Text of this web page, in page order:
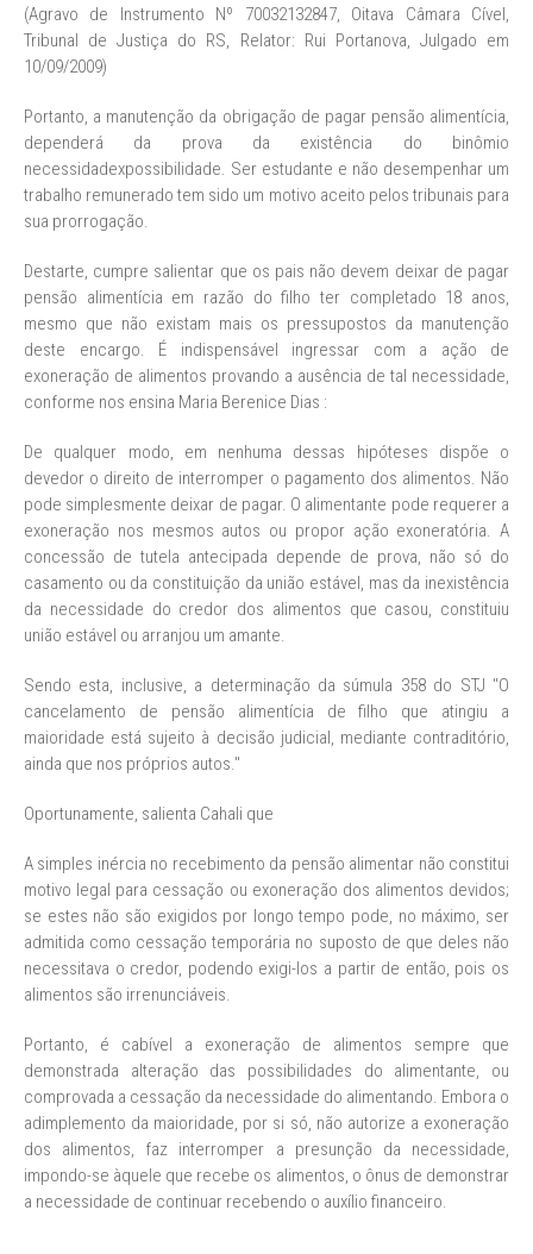
(Agravo de Instrumento Nº 70032132847, Oitava Câmara Cível,
Tribunal de Justiça do RS, Relator: Rui Portanova, Julgado em
10/09/2009)
Portanto, a manutenção da obrigação de pagar pensão alimentícia,
dependerá da prova da existência do binômio
necessidadexpossibilidade. Ser estudante e não desempenhar um
trabalho remunerado tem sido um motivo aceito pelos tribunais para
sua prorrogação.
Destarte, cumpre salientar que os pais não devem deixar de pagar
pensão alimentícia em razão do filho ter completado 18 anos,
mesmo que não existam mais os pressupostos da manutenção
deste encargo. É indispensável ingressar com a ação de
exoneração de alimentos provando a ausência de tal necessidade,
conforme nos ensina Maria Berenice Dias :
De qualquer modo, em nenhuma dessas hipóteses dispõe o
devedor o direito de interromper o pagamento dos alimentos. Não
pode simplesmente deixar de pagar. O alimentante pode requerer a
exoneração nos mesmos autos ou propor ação exoneratória. A
concessão de tutela antecipada depende de prova, não só do
casamento ou da constituição da união estável, mas da inexistência
da necessidade do credor dos alimentos que casou, constituiu
união estável ou arranjou um amante.
Sendo esta, inclusive, a determinação da súmula 358 do STJ "O
cancelamento de pensão alimentícia de filho que atingiu a
maioridade está sujeito à decisão judicial, mediante contraditório,
ainda que nos próprios autos."
Oportunamente, salienta Cahali que
A simples inércia no recebimento da pensão alimentar não constitui
motivo legal para cessação ou exoneração dos alimentos devidos;
se estes não são exigidos por longo tempo pode, no máximo, ser
admitida como cessação temporária no suposto de que deles não
necessitava o credor, podendo exigi-los a partir de então, pois os
alimentos são irrenunciáveis.
Portanto, é cabível a exoneração de alimentos sempre que
demonstrada alteração das possibilidades do alimentante, ou
comprovada a cessação da necessidade do alimentando. Embora o
adimplemento da maioridade, por si só, não autorize a exoneração
dos alimentos, faz interromper a presunção da necessidade,
impondo-se àquele que recebe os alimentos, o ônus de demonstrar
a necessidade de continuar recebendo o auxílio financeiro.